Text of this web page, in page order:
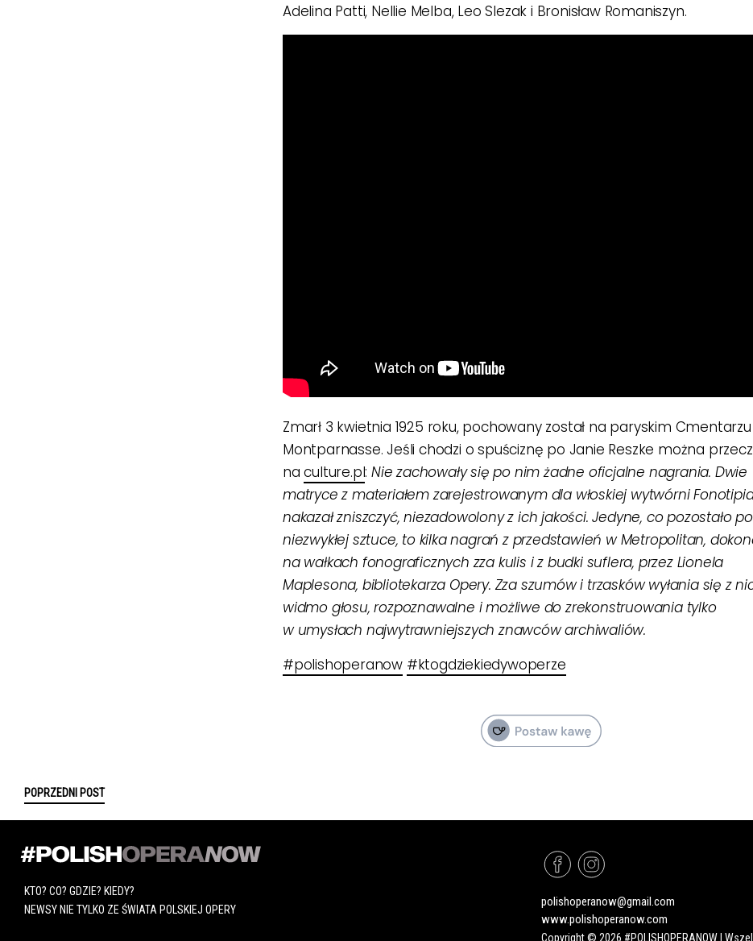
Adelina Patti, Nellie Melba, Leo Slezak i Bronisław Romaniszyn.
Zmarł 3 kwietnia 1925 roku, pochowany został na paryskim Cmentarzu
Montparnasse. Jeśli chodzi o spuściznę po Janie Reszke można
naculture.pl:Nie zachowały się po nim żadne oficjalne nagrania. Dwie
matryce z materiałem zarejestrowanym dla włoskiej wytwórni
nakazał zniszczyć, niezadowolony z ich jakości. Jedyne, co pozostało
niezwykłej sztuce, to kilka nagrań z przedstawień w Metropolitan,
na wałkach fonograficznych zza kulis i z budki suflera, przez Lionela
Maplesona, bibliotekarza Opery. Zza szumów i trzasków wyłania się z
widmo głosu, rozpoznawalne i możliwe do zrekonstruowania tylko
w umysłach najwytrawniejszych znawców archiwaliów.
#polishoperanow #ktogdziekiedywoperze
POPRZEDNI POST
KTO? CO? GDZIE? KIEDY?
NEWSY NIE TYLKO ZE ŚWIATA POLSKIEJ OPERY
polishoperanow@gmail.com
www.polishoperanow.com
Copyright © 2026 #POLISHOPERANOW |